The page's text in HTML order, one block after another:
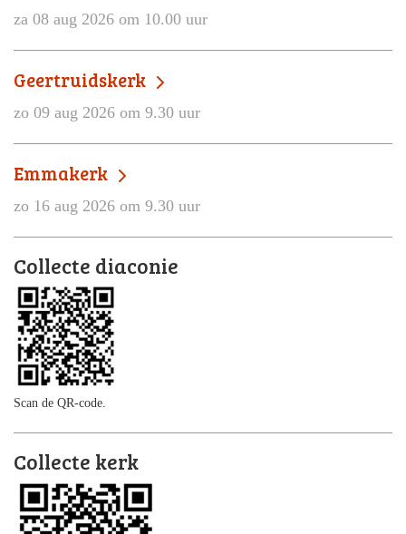
za 08 aug 2026 om 10.00 uur
Geertruidskerk
zo 09 aug 2026 om 9.30 uur
Emmakerk
zo 16 aug 2026 om 9.30 uur
Collecte diaconie
Scan de QR-code.
Collecte kerk